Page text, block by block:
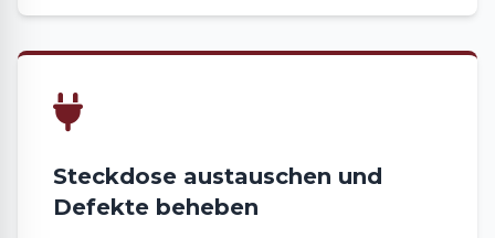
Steckdose austauschen und
Defekte beheben